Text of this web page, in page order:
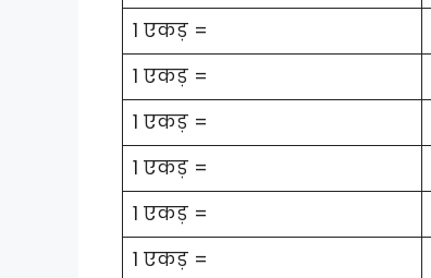
1 एकड़ =
1 एकड़ =
1 एकड़ =
1 एकड़ =
1 एकड़ =
1 एकड़ =